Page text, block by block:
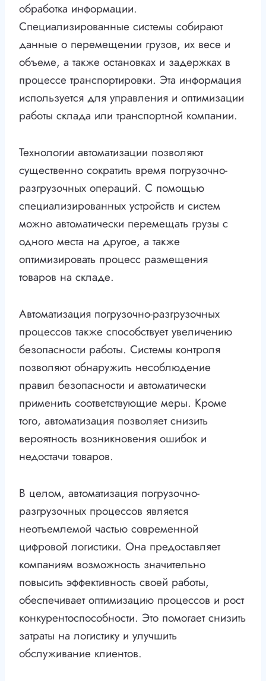
обработка информации.
Специализированные системы собирают
данные о перемещении грузов, их весе и
объеме, а также остановках и задержках в
процессе транспортировки. Эта информация
используется для управления и оптимизации
работы склада или транспортной компании.
Технологии автоматизации позволяют
существенно сократить время погрузочно-
разгрузочных операций. С помощью
специализированных устройств и систем
можно автоматически перемещать грузы с
одного места на другое, а также
оптимизировать процесс размещения
товаров на складе.
Автоматизация погрузочно-разгрузочных
процессов также способствует увеличению
безопасности работы. Системы контроля
позволяют обнаружить несоблюдение
правил безопасности и автоматически
применить соответствующие меры. Кроме
того, автоматизация позволяет снизить
вероятность возникновения ошибок и
недостачи товаров.
В целом, автоматизация погрузочно-
разгрузочных процессов является
неотъемлемой частью современной
цифровой логистики. Она предоставляет
компаниям возможность значительно
повысить эффективность своей работы,
обеспечивает оптимизацию процессов и рост
конкурентоспособности. Это помогает снизить
затраты на логистику и улучшить
обслуживание клиентов.